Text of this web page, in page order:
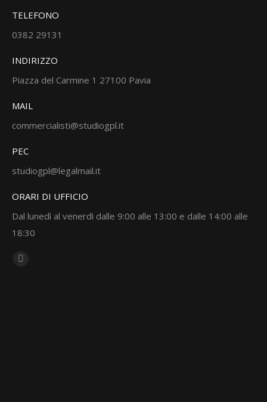
TELEFONO
0382 29131
INDIRIZZO
Piazza del Carmine 1 27100 Pavia
MAIL
commercialisti@studiogpl.it
PEC
studiogpl@legalmail.it
ORARI DI UFFICIO
Dal lunedì al venerdì dalle 9:00 alle 13:00 e dalle 14:00 alle
18:30
Ci puoi trovare su:
Linkedin